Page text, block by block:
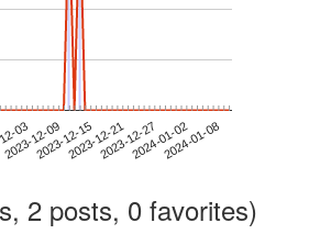
03
2023-12-092023-12-152023-12-212023-12-272024-01-022024-01-08
2 posts, 0 favorites)